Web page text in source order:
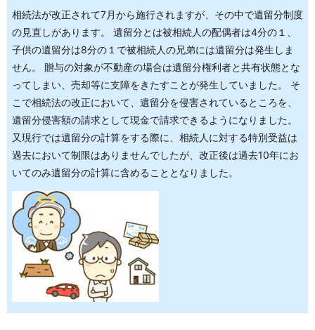
相続法が改正されて7月から施行されますが、その中で遺留分制度
の見直しがあります。 遺留分とは被相続人の配偶者は4分の１、
子供の遺留分は8分の１で被相続人の兄弟には遺留分は発生しま
せん。 贈与の対象が不動産の場合は遺留分権利者と共有状態とな
ってしまい、売却等に支障をきたすことが発生していました。 そ
こで相続法の改正において、遺留分を侵害されているところを、
遺留分侵害額の請求として現金で請求できるようになりました。
又現行では遺留分の計算をする際に、相続人に対する特別受益は
過去において制限はありませんでしたが、改正後は過去10年にお
いてのみ遺留分の計算に含めることとなりました。